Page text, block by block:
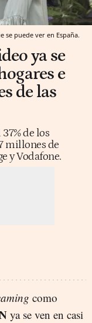
se puede ver en España.
ya se
e
de las
de los
millones de
y Vodafone.
como
ya se ven en casi